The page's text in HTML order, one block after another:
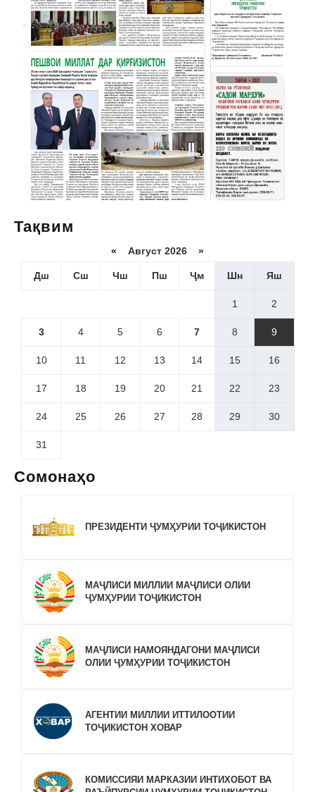
Тақвим
« Август 2026 »
Дш Сш Чш Пш Ҷм Шн Яш
1 2
3 4 5 6 7 8 9
10 11 12 13 14 15 16
17 18 19 20 21 22 23
24 25 26 27 28 29 30
31
Сомонаҳо
ПРЕЗИДЕНТИ ҶУМҲУРИИ ТОҶИКИСТОН
МАҶЛИСИ МИЛЛИИ МАҶЛИСИ ОЛИИ
ҶУМҲУРИИ ТОҶИКИСТОН
МАҶЛИСИ НАМОЯНДАГОНИ МАҶЛИСИ
ОЛИИ ҶУМҲУРИИ ТОҶИКИСТОН
АГЕНТИИ МИЛЛИИ ИТТИЛООТИИ
ТОҶИКИСТОН ХОВАР
КОМИССИЯИ МАРКАЗИИ ИНТИХОБОТ ВА